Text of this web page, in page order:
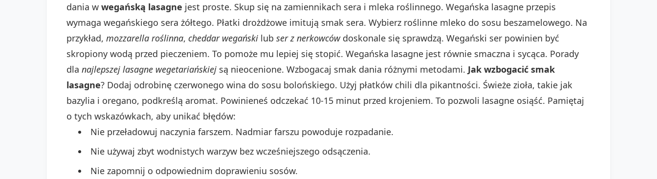
dania w wegańską lasagne jest proste. Skup się na zamiennikach sera i mleka roślinnego. Wegańska lasagne przepis
wymaga wegańskiego sera żółtego. Płatki drożdżowe imitują smak sera. Wybierz roślinne mleko do sosu beszamelowego. Na
przykład, mozzarella roślinna, cheddar wegański lub ser z nerkowcówdoskonale się sprawdzą. Wegański ser powinien być
skropiony wodą przed pieczeniem. To pomoże mu lepiej się stopić. Wegańska lasagne jest równie smaczna i sycąca. Porady
dla najlepszej lasagne wegetariańskiej są nieocenione. Wzbogacaj smak dania różnymi metodami. Jak wzbogacić smak
lasagne? Dodaj odrobinę czerwonego wina do sosu bolońskiego. Użyj płatków chili dla pikantności. Świeże zioła, takie jak
bazylia i oregano, podkreślą aromat. Powinieneś odczekać 10-15 minut przed krojeniem. To pozwoli lasagne osiąść. Pamiętaj
o tych wskazówkach, aby unikać błędów:
Nie przeładowuj naczynia farszem. Nadmiar farszu powoduje rozpadanie.
Nie używaj zbyt wodnistych warzyw bez wcześniejszego odsączenia.
Nie zapomnij o odpowiednim doprawieniu sosów.